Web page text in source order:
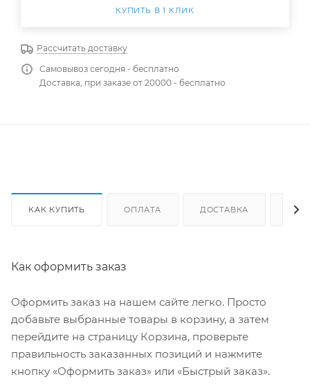
КУПИТЬ В 1 КЛИК
Рассчитать доставку
Самовывоз сегодня - бесплатно
Доставка, при заказе от 20000 - бесплатно
КАК КУПИТЬ ОПЛАТА ДОСТАВКА
Как оформить заказ
Оформить заказ на нашем сайте легко. Просто
добавьте выбранные товары в корзину, а затем
перейдите на страницу Корзина, проверьте
правильность заказанных позиций и нажмите
кнопку «Оформить заказ» или «Быстрый заказ».